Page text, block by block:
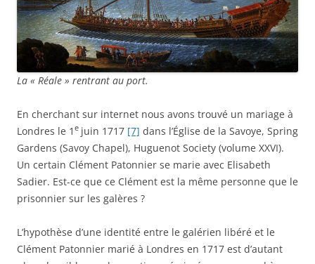
La « Réale » rentrant au port.
En cherchant sur internet nous avons trouvé un mariage à
Londres le 1 e juin 1717 [7] dans l’Église de la Savoye, Spring
Gardens (Savoy Chapel), Huguenot Society (volume XXVI).
Un certain Clément Patonnier se marie avec Elisabeth
Sadier. Est-ce que ce Clément est la même personne que le
prisonnier sur les galères ?
L’hypothèse d’une identité entre le galérien libéré et le
Clément Patonnier marié à Londres en 1717 est d’autant